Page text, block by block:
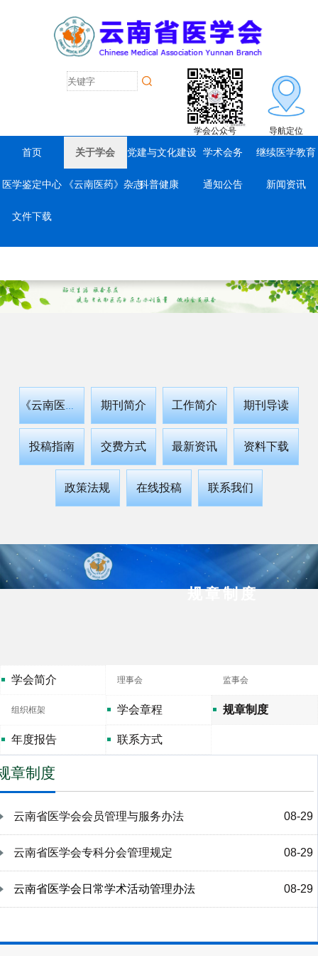
导航定位
学会公众号
首页 关于学会 党建与文化建设 学术会务 继续医学教育
医学鉴定中心 《云南医药》杂志科普健康 通知公告 新闻资讯
文件下载
《云南医药》 期刊简介 工作简介 期刊导读
投稿指南 交费方式 最新资讯 资料下载
政策法规 在线投稿 联系我们
规章制度
学会简介 理事会 监事会
组织框架 学会章程 规章制度
年度报告 联系方式
章制度
云南省医学会会员管理与服务办法 08-29
云南省医学会专科分会管理规定 08-29
云南省医学会日常学术活动管理办法 08-29